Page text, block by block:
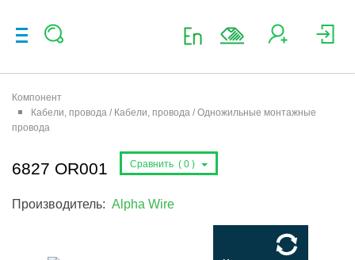
Компонент
Кабели, провода / Кабели, провода / Одножильные монтажные
провода
6827 OR001 Сравнить ( 0 )
Производитель: Alpha Wire